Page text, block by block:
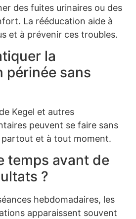
des fuites urinaires ou des
La rééducation aide à
et à prévenir ces troubles.
la
périnée sans
Kegel et autres
peuvent se faire sans
partout et à tout moment.
temps avant de
?
hebdomadaires, les
apparaissent souvent